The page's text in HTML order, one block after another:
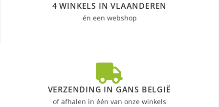
4 WINKELS IN VLAANDEREN
én een webshop
VERZENDING IN GANS BELGIË
of afhalen in één van onze winkels